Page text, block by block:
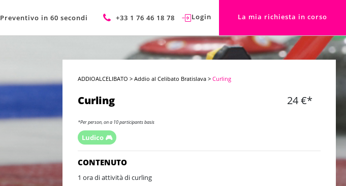
Preventivo in 60 secondi +33 1 76 46 18 78 Login La mia richiesta in corso
ADDIOALCELIBATO >Addio al Celibato Bratislava >Curling
Curling 24 €*
*Per person, on a 10 participants basis
Ludico 🎮
CONTENUTO
1 ora di attività di curling